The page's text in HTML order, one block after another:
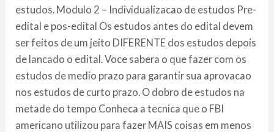
estudos. Modulo 2 – Individualizacao de estudos Pre-
edital e pos-edital Os estudos antes do edital devem
ser feitos de um jeito DIFERENTE dos estudos depois
de lancado o edital. Voce sabera o que fazer com os
estudos de medio prazo para garantir sua aprovacao
nos estudos de curto prazo. O dobro de estudos na
metade do tempo Conheca a tecnica que o FBI
americano utilizou para fazer MAIS coisas em menos